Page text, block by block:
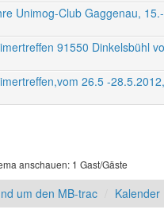
Unimog-Club Gaggenau,
91550 Dinkelsbühl
26.5 -
anschauen: 1 Gast/Gäste
um den MB-trac Kalender